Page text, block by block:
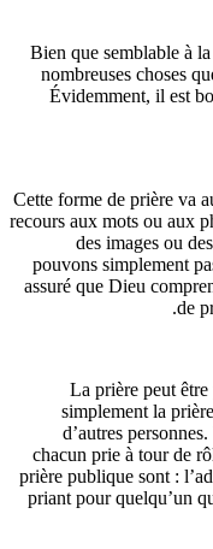
Bien que
Cette forme de
recours aux
des
pouvons
assuré que
La
d’autres
chacun prie
prière
priant pour